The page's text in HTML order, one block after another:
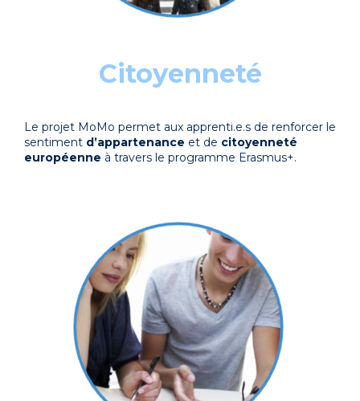
Citoyenneté
Le projet MoMo permet aux apprenti.e.s de renforcer le
sentiment d’appartenance et de citoyenneté
européenne à travers le programme Erasmus+.